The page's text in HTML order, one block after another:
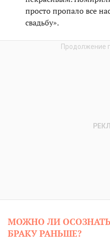
просто пропало все
свадьбу».
МОЖНО ЛИ
БРАКУ РАНЬШЕ?